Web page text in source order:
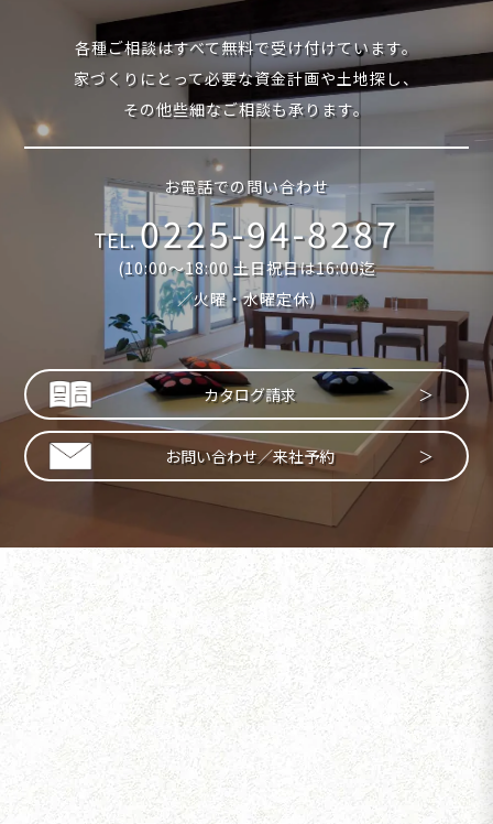
各種ご相談はすべて無料で受け付けています。
家づくりにとって必要な資金計画や土地探し、
その他些細なご相談も承ります。
お電話での問い合わせ
TEL.0225-94-8287
(10:00〜18:00 土日祝日は16:00迄
／火曜・水曜定休)
カタログ請求
お問い合わせ／来社予約